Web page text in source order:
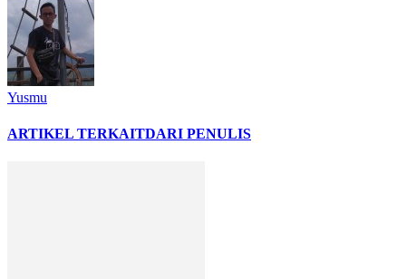
Yusmu
ARTIKEL TERKAITDARI PENULIS